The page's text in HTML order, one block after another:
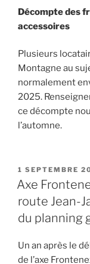
Décompte des
accessoires
Plusieurs
Montagne au
normalement
2025.
ce décompte
l’automne.
PUBLIÉ
LE
1 SEPTEMBRE
Axe
route Jean-
du planning
Un an après le
de l’axe